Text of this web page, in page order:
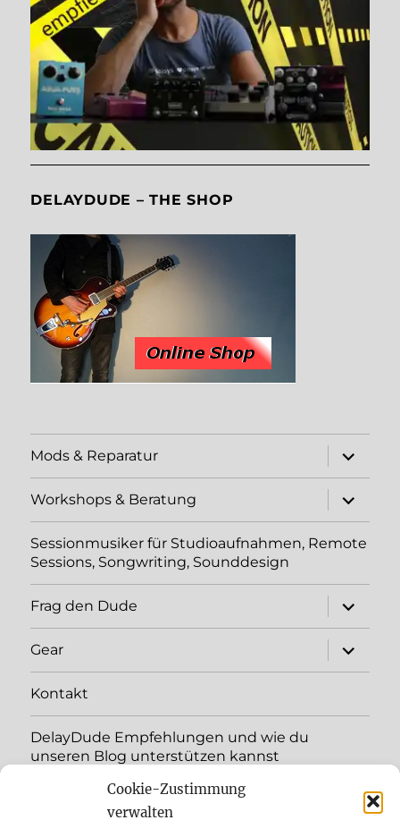
Cookie-Zustimmung
verwalten
DELAYDUDE – THE SHOP
Mods & Reparatur
öffnen
Workshops & Beratung
öffnen
Sessionmusiker für Studioaufnahmen, Remote
Sessions, Songwriting, Sounddesign
Frag den Dude
öffnen
Gear
öffnen
Kontakt
DelayDude Empfehlungen und wie du
unseren Blog unterstützen kannst
öffnen